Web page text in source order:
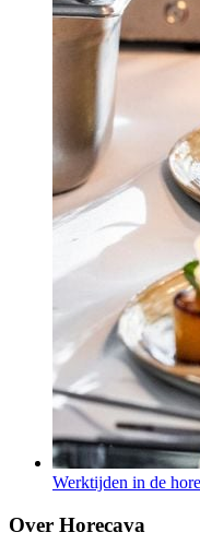
Werktijden in de
Over Horecava